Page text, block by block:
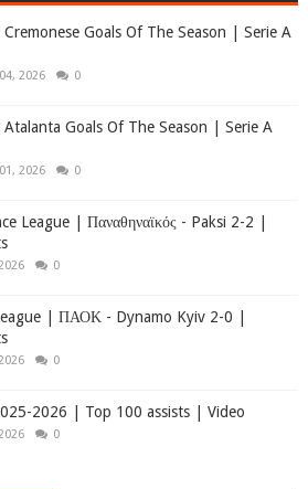
Cremonese Goals Of The Season | Serie A
2026 0
Atalanta Goals Of The Season | Serie A
2026 0
League | Παναθηναϊκός - Paksi 2-2 |
0
| ΠΑΟΚ - Dynamo Kyiv 2-0 |
0
2026 | Top 100 assists | Video
0